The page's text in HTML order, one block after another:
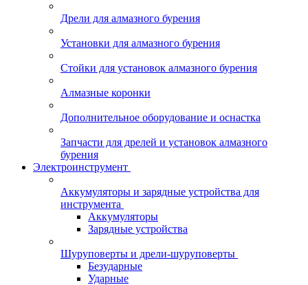
Дрели для алмазного бурения
Установки для алмазного бурения
Стойки для установок алмазного бурения
Алмазные коронки
Дополнительное оборудование и оснастка
Запчасти для дрелей и установок алмазного
бурения
Электроинструмент
Аккумуляторы и зарядные устройства для
инструмента
Аккумуляторы
Зарядные устройства
Шуруповерты и дрели-шуруповерты
Безударные
Ударные